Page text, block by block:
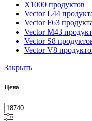
X1000 продуктов
Vector L44
Vector F63
Vector M43
Vector S8
Vector V8
Закрыть
Цена